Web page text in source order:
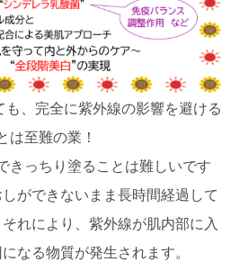
～左右差・形を変えたい・
動画などをインスタでチェック
reina.brow
、完全に紫外線の影響を避ける
は至難の業！
きっちり塗ることは難しいです
ができないまま長時間経過して
れにより、紫外線が肌内部に入
なる物質が発生されます。